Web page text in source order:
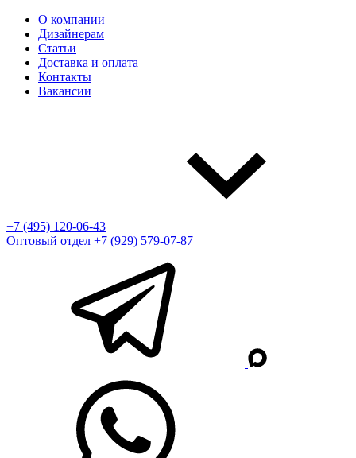
О компании
Дизайнерам
Статьи
Доставка и оплата
Контакты
Вакансии
+7 (495) 120-06-43
Оптовый отдел +7 (929) 579-07-87